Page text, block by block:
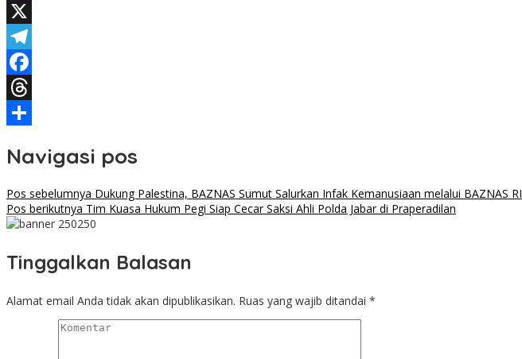
WhatsApp
X
Telegram
Facebook
Threads
Navigasi pos
Pos sebelumnya Dukung Palestina, BAZNAS Sumut Salurkan Infak Kemanusiaan melalui BAZNAS RI
Pos berikutnya Tim Kuasa Hukum Pegi Siap Cecar Saksi Ahli Polda Jabar di Praperadilan
Tinggalkan Balasan
Alamat email Anda tidak akan dipublikasikan. Ruas yang wajib ditandai *